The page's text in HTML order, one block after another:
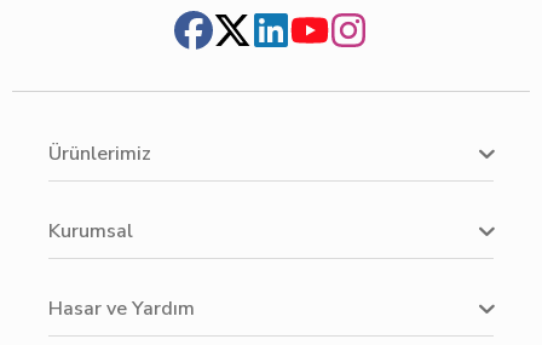
Ürünlerimiz
Kurumsal
Hasar ve Yardım